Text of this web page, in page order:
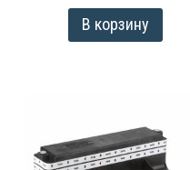
В корзину